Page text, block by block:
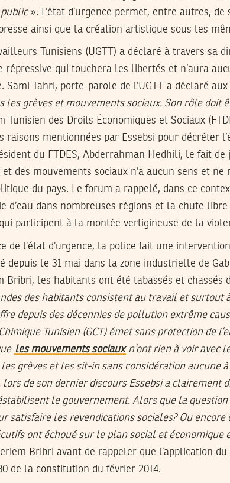
». L’état d’urgence permet, entre autres, de
ainsi que la création artistique sous les
Tunisiens (UGTT) a déclaré à travers sa
répressive qui touchera les libertés et n’aura
Tahri, porte-parole de l’UGTT a déclaré aux
les grèves et mouvements sociaux. Son rôle
Tunisien des Droits Économiques et Sociaux
mentionnées par Essebsi pour décréter
du FTDES, Abderrahman Hedhili, le fait de
des mouvements sociaux n’a aucun sens et ne
du pays. Le forum a rappelé, dans ce
d’eau dans nombreuses régions et la chute libre
participent à la montée vertigineuse de la
de l’état d’urgence, la police fait une
depuis le 31 mai dans la zone industrielle de
les habitants ont été tabassés et chassés
des habitants consistent au travail et surtout
depuis des décennies de pollution extrême
Tunisien (GCT) émet sans protection de
les mouvements sociauxn’ont rien à voir avec
les grèves et les sit-in sans considération aucune
lors de son dernier discours Essebsi a clairement
le gouvernement. Alors que la
satisfaire les revendications sociales? Ou
ont échoué sur le plan social et économique
Bribri avant de rappeler que l’application du
de la constitution du février 2014.